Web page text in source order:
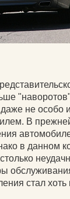
не особо
В
в данном
стал